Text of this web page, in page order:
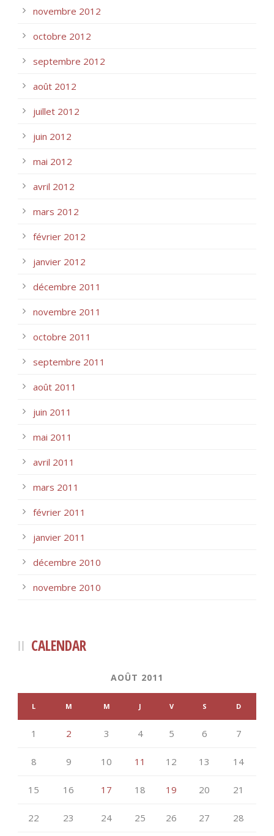
novembre 2012
octobre 2012
septembre 2012
août 2012
juillet 2012
juin 2012
mai 2012
avril 2012
mars 2012
février 2012
janvier 2012
décembre 2011
novembre 2011
octobre 2011
septembre 2011
août 2011
juin 2011
mai 2011
avril 2011
mars 2011
février 2011
janvier 2011
décembre 2010
novembre 2010
CALENDAR
AOÛT 2011
L M M J V S D
1 2 3 4 5 6 7
8 9 10 11 12 13 14
15 16 17 18 19 20 21
22 23 24 25 26 27 28